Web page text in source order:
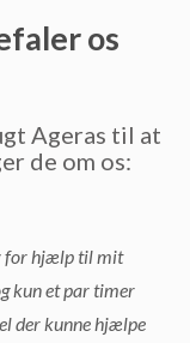
os
Ageras til at
de om os:
for hjælp til mit
kun et par timer
der kunne hjælpe